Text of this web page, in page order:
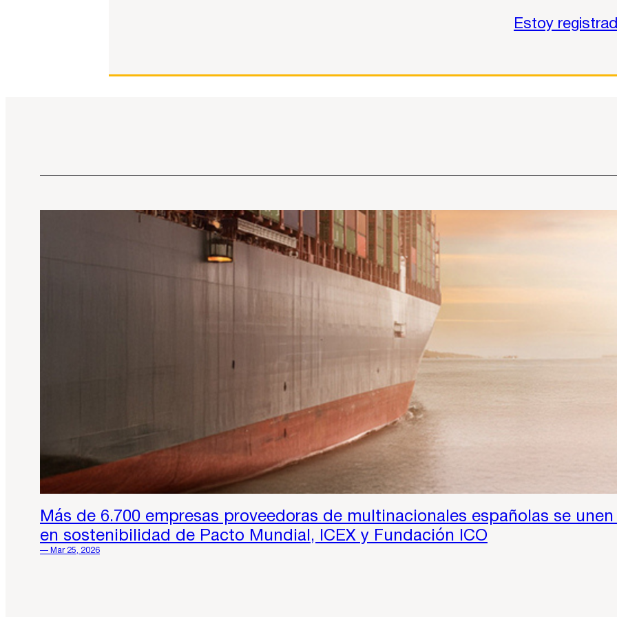
Estoy
Más de 6.700 empresas proveedoras de multinacionales españolas se
en sostenibilidad de Pacto Mundial, ICEX y Fundación ICO
— Mar 25, 2026